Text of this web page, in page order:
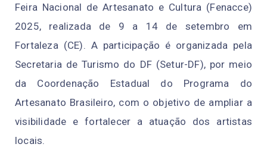
Feira Nacional de Artesanato e Cultura (Fenacce)
2025, realizada de 9 a 14 de setembro em
Fortaleza (CE). A participação é organizada pela
Secretaria de Turismo do DF (Setur-DF), por meio
da Coordenação Estadual do Programa do
Artesanato Brasileiro, com o objetivo de ampliar a
visibilidade e fortalecer a atuação dos artistas
locais.